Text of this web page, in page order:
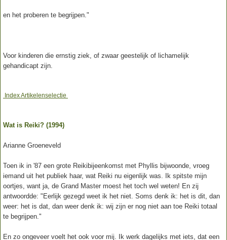
en het proberen te begrijpen."
Voor kinderen die ernstig ziek, of zwaar geestelijk of lichamelijk
gehandicapt zijn.
Index Artikelenselectie
Wat is Reiki? (1994)
Arianne Groeneveld
Toen ik in '87 een grote Reikibijeenkomst met Phyllis bijwoonde, vroeg
iemand uit het publiek haar, wat Reiki nu eigenlijk was. Ik spitste mijn
oortjes, want ja, de Grand Master moest het toch wel weten! En zij
antwoordde: "Eerlijk gezegd weet ik het niet. Soms denk ik: het is dit, dan
weer: het is dat, dan weer denk ik: wij zijn er nog niet aan toe Reiki totaal
te begrijpen."
En zo ongeveer voelt het ook voor mij. Ik werk dagelijks met iets, dat een